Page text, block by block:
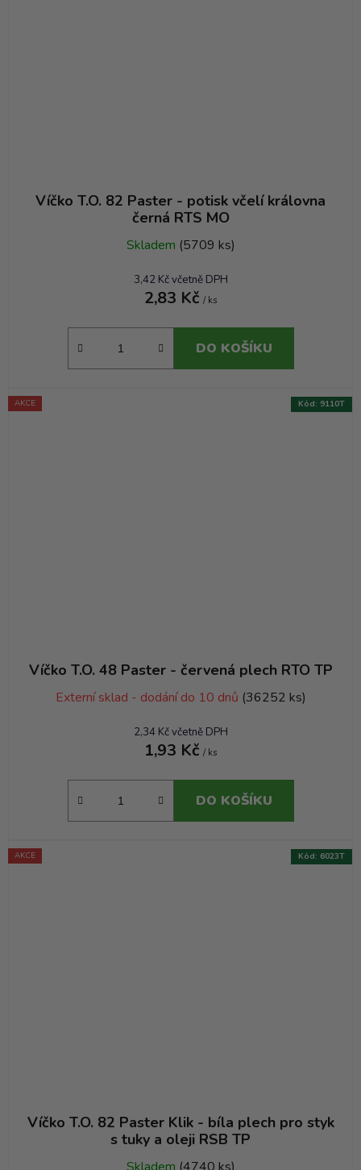
Víčko T.O. 82 Paster - potisk včelí královna
černá RTS MO
Skladem (5709 ks)
3,42 Kč včetně DPH
2,83 Kč / ks
DO KOŠÍKU
AKCE
Víčko T.O. 48 Paster - červená plech RTO TP
Externí sklad - dodání do 10 dnů (36252 ks)
2,34 Kč včetně DPH
1,93 Kč / ks
DO KOŠÍKU
Kód: 9110T
AKCE
Víčko T.O. 82 Paster Klik - bíla plech pro styk
s tuky a oleji RSB TP
Kód: 6023T